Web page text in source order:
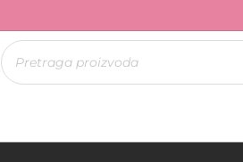
Products
search